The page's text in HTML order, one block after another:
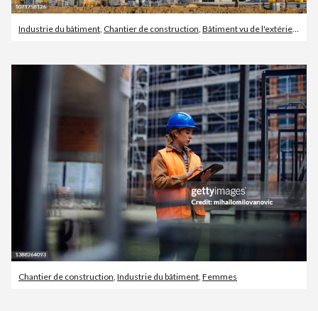
Industrie du bâtiment Chantier de construction Bâtiment vu de l'extérieur
Chantier de construction Industrie du bâtiment Femmes